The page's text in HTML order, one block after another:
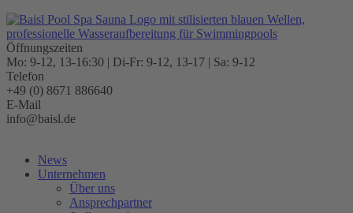
Öffnungszeiten
Mo: 9-12, 13-16:30 | Di-Fr: 9-12, 13-17 | Sa: 9-12
Telefon
+49 (0) 8671 886640
E-Mail
info@baisl.de
News
Unternehmen
Über uns
Ansprechpartner